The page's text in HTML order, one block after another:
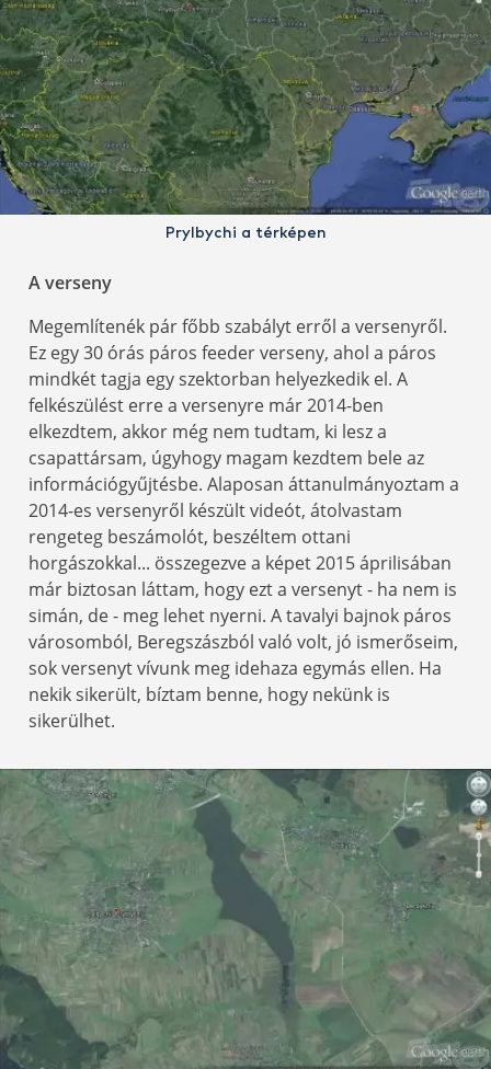
Prylbychi a térképen
A verseny
Megemlítenék pár főbb szabályt erről a versenyről.
Ez egy 30 órás páros feeder verseny, ahol a páros
mindkét tagja egy szektorban helyezkedik el. A
felkészülést erre a versenyre már 2014-ben
elkezdtem, akkor még nem tudtam, ki lesz a
csapattársam, úgyhogy magam kezdtem bele az
információgyűjtésbe. Alaposan áttanulmányoztam a
2014-es versenyről készült videót, átolvastam
rengeteg beszámolót, beszéltem ottani
horgászokkal... összegezve a képet 2015 áprilisában
már biztosan láttam, hogy ezt a versenyt - ha nem is
simán, de - meg lehet nyerni. A tavalyi bajnok páros
városomból, Beregszászból való volt, jó ismerőseim,
sok versenyt vívunk meg idehaza egymás ellen. Ha
nekik sikerült, bíztam benne, hogy nekünk is
sikerülhet.